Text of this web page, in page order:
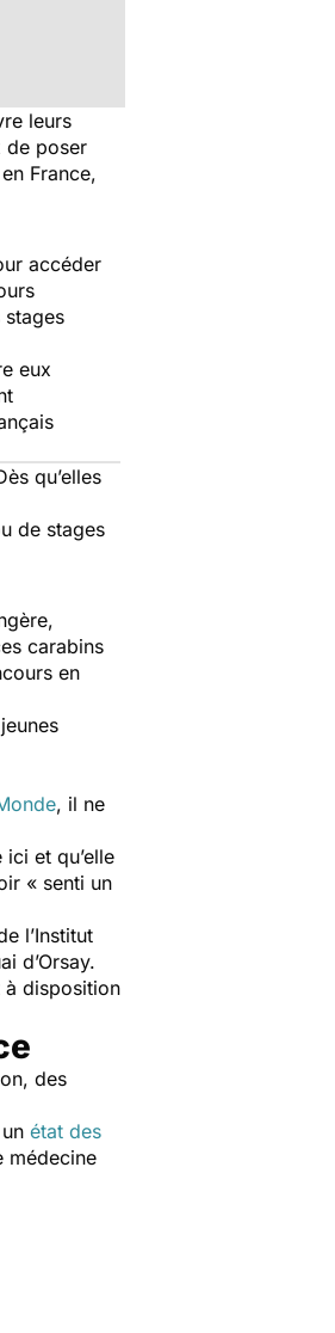
leurs
de poser
France,
accéder
eux
qu’elles
de stages
carabins
en
, il ne
et qu’elle
« senti un
l’Institut
d’Orsay.
à disposition
des
état des
médecine